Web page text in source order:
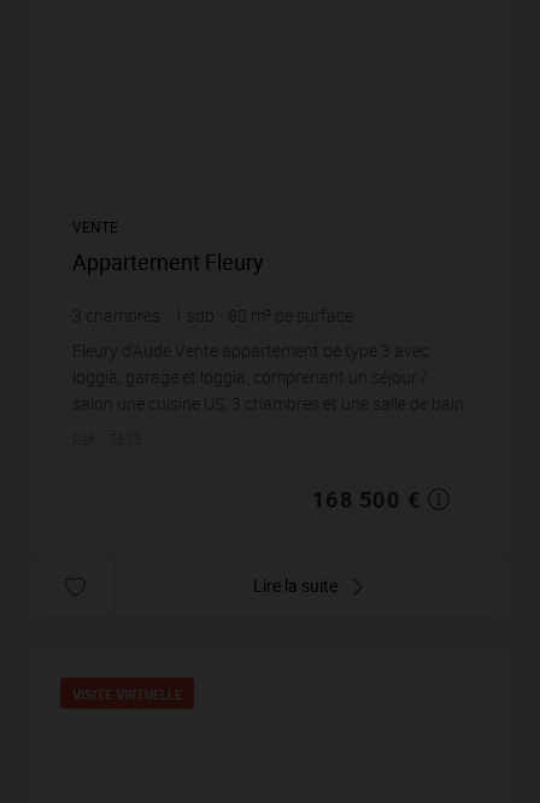
VENTE
Appartement Fleury
3 chambres sdb 80 m² de surface
m² de terrain
Fleury d'Aude Vente appartement de type 3 avec
loggia, garage et loggia, comprenant un séjour /
salon une cuisine US, 3 chambres et une salle de bain.
168 500 €
Lire la suite
VISITE VIRTUELLE